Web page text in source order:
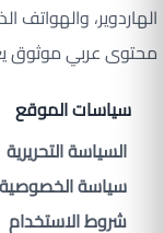
الهاردوير، والهواتف
محتوى عربي موثوق
سياسات الموقع
السياسة التحريرية
سياسة الخصوصية
شروط الاستخدام